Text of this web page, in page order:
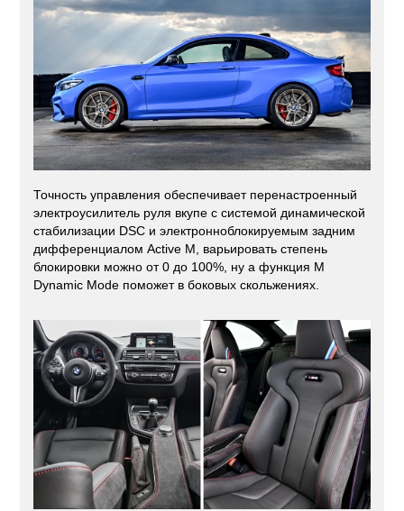
Точность управления обеспечивает перенастроенный
электроусилитель руля вкупе с системой динамической
стабилизации DSC и электронноблокируемым задним
дифференциалом Active M, варьировать степень
блокировки можно от 0 до 100%, ну а функция M
Dynamic Mode поможет в боковых скольжениях.